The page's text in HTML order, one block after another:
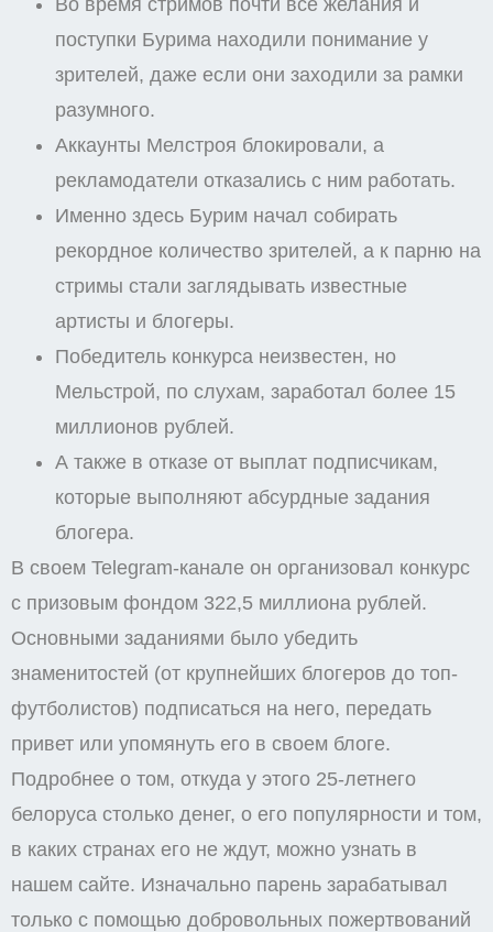
поступки Бурима находили понимание у
зрителей, даже если они заходили за рамки
разумного.
Аккаунты Мелстроя блокировали, а
рекламодатели отказались с ним работать.
Именно здесь Бурим начал собирать
рекордное количество зрителей, а к парню на
стримы стали заглядывать известные
артисты и блогеры.
Победитель конкурса неизвестен, но
Мельстрой, по слухам, заработал более 15
миллионов рублей.
А также в отказе от выплат подписчикам,
которые выполняют абсурдные задания
блогера.
В своем Telegram-канале он организовал конкурс
с призовым фондом 322,5 миллиона рублей.
Основными заданиями было убедить
знаменитостей (от крупнейших блогеров до топ-
футболистов) подписаться на него, передать
привет или упомянуть его в своем блоге.
Подробнее о том, откуда у этого 25-летнего
белоруса столько денег, о его популярности и том,
в каких странах его не ждут, можно узнать в
нашем сайте. Изначально парень зарабатывал
только с помощью добровольных пожертвований